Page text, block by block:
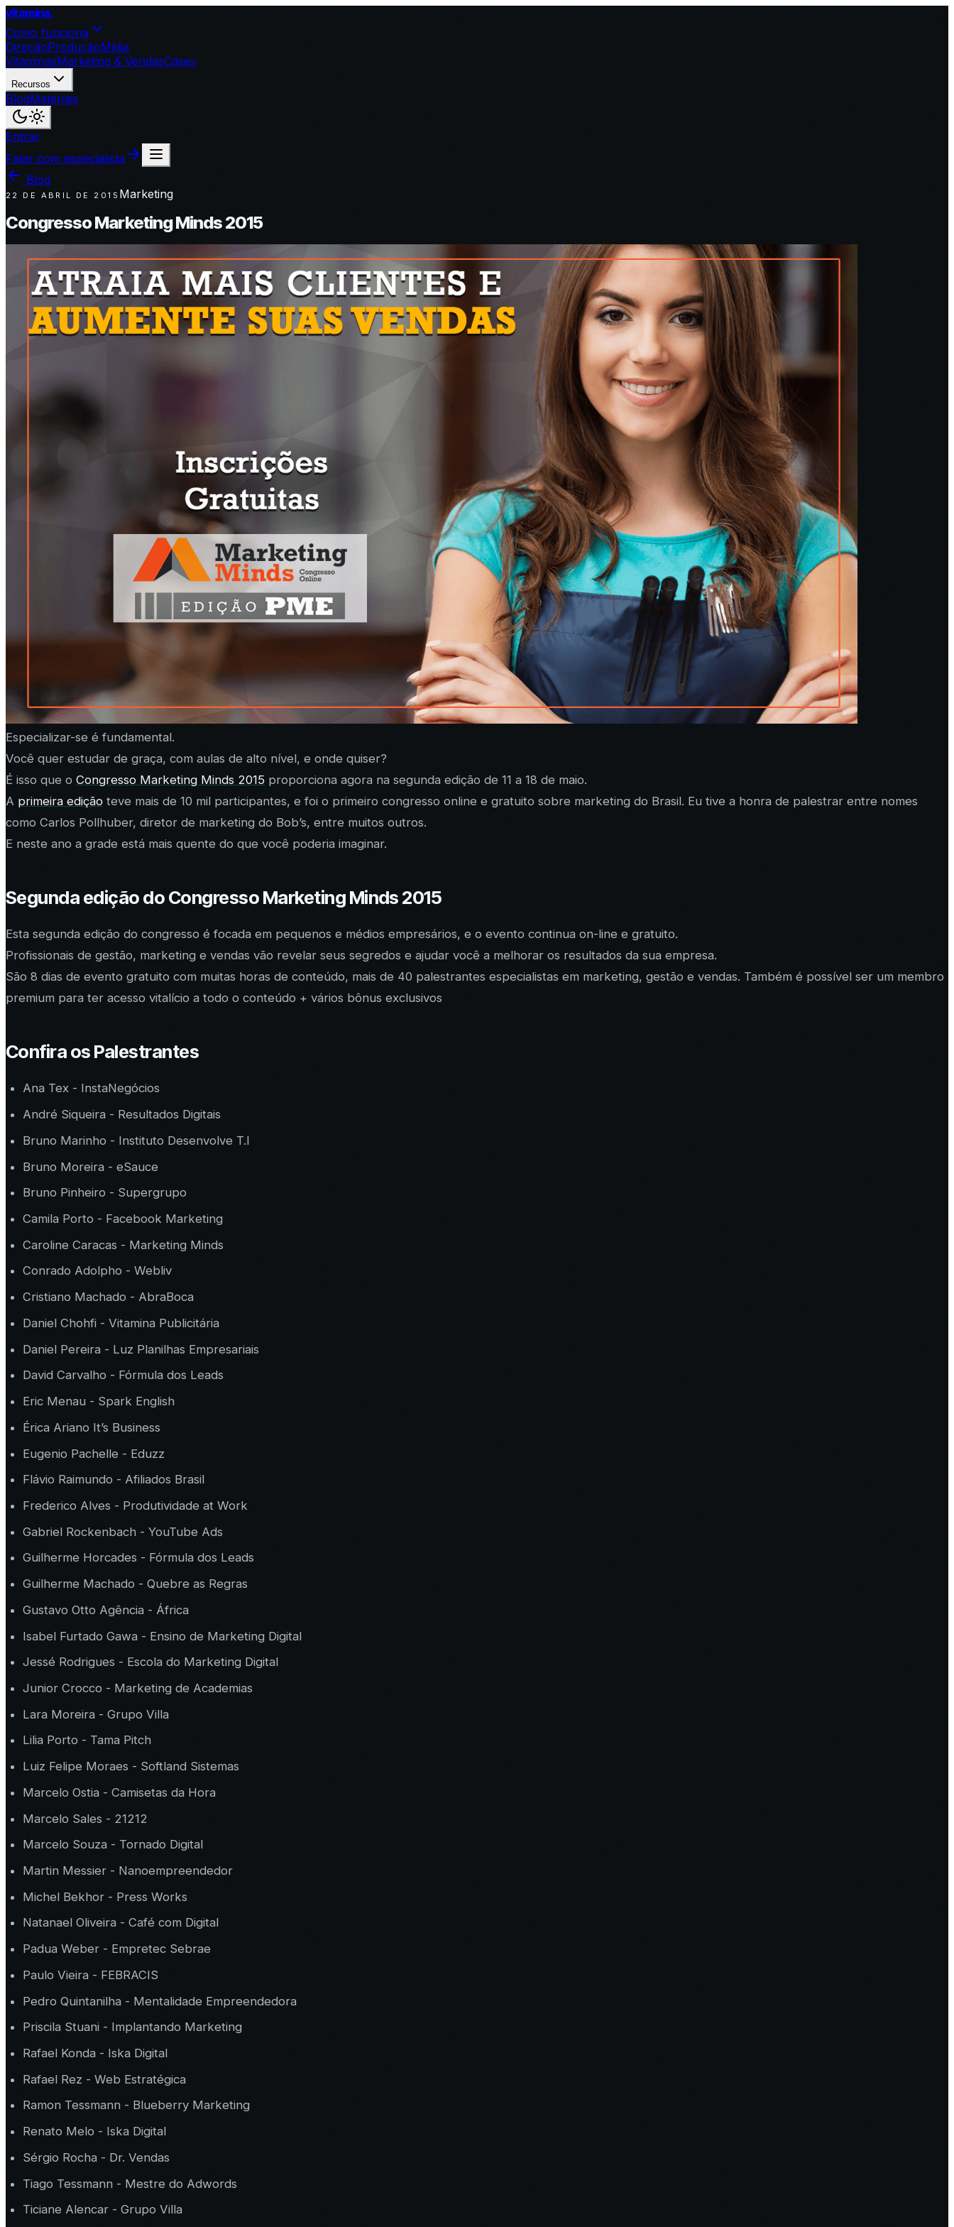
vitamina.
Como funciona
DireçãoProduçãoMídia
VitaminasMarketing & VendasCases
Recursos
BlogMateriais
Entrar
Falar com especialista
Blog
22 DE ABRIL DE 2015 Marketing
Congresso Marketing Minds 2015
Especializar-se é fundamental.
Você quer estudar de graça, com aulas de alto nível, e onde quiser?
É isso que o Congresso Marketing Minds 2015 proporciona agora na segunda edição de 11 a 18 de maio.
A primeira edição teve mais de 10 mil participantes, e foi o primeiro congresso online e gratuito sobre marketing do Brasil. Eu tive a honra de palestrar entre nomes
como Carlos Pollhuber, diretor de marketing do Bob’s, entre muitos outros.
E neste ano a grade está mais quente do que você poderia imaginar.
Segunda edição do Congresso Marketing Minds 2015
Esta segunda edição do congresso é focada em pequenos e médios empresários, e o evento continua on-line e gratuito.
Profissionais de gestão, marketing e vendas vão revelar seus segredos e ajudar você a melhorar os resultados da sua empresa.
São 8 dias de evento gratuito com muitas horas de conteúdo, mais de 40 palestrantes especialistas em marketing, gestão e vendas. Também é possível ser um membro
premium para ter acesso vitalício a todo o conteúdo + vários bônus exclusivos
Confira os Palestrantes
Ana Tex - InstaNegócios
André Siqueira - Resultados Digitais
Bruno Marinho - Instituto Desenvolve T.I
Bruno Moreira - eSauce
Bruno Pinheiro - Supergrupo
Camila Porto - Facebook Marketing
Caroline Caracas - Marketing Minds
Conrado Adolpho - Webliv
Cristiano Machado - AbraBoca
Daniel Chohfi - Vitamina Publicitária
Daniel Pereira - Luz Planilhas Empresariais
David Carvalho - Fórmula dos Leads
Eric Menau - Spark English
Érica Ariano It’s Business
Eugenio Pachelle - Eduzz
Flávio Raimundo - Afiliados Brasil
Frederico Alves - Produtividade at Work
Gabriel Rockenbach - YouTube Ads
Guilherme Horcades - Fórmula dos Leads
Guilherme Machado - Quebre as Regras
Gustavo Otto Agência - África
Isabel Furtado Gawa - Ensino de Marketing Digital
Jessé Rodrigues - Escola do Marketing Digital
Junior Crocco - Marketing de Academias
Lara Moreira - Grupo Villa
Lilia Porto - Tama Pitch
Luiz Felipe Moraes - Softland Sistemas
Marcelo Ostia - Camisetas da Hora
Marcelo Sales - 21212
Marcelo Souza - Tornado Digital
Martin Messier - Nanoempreendedor
Michel Bekhor - Press Works
Natanael Oliveira - Café com Digital
Padua Weber - Empretec Sebrae
Paulo Vieira - FEBRACIS
Pedro Quintanilha - Mentalidade Empreendedora
Priscila Stuani - Implantando Marketing
Rafael Konda - Iska Digital
Rafael Rez - Web Estratégica
Ramon Tessmann - Blueberry Marketing
Renato Melo - Iska Digital
Sérgio Rocha - Dr. Vendas
Tiago Tessmann - Mestre do Adwords
Ticiane Alencar - Grupo Villa